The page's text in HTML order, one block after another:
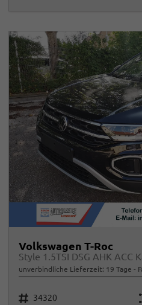
Volkswagen T-Roc
Style 1.5TSI DSG AHK ACC
unverbindliche Lieferzeit: 19 Tage
Fahrzeugnr. 34320